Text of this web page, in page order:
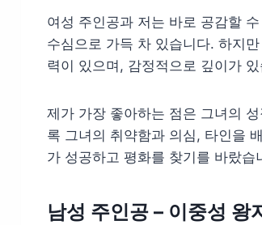
여성 주인공과 저는 바로 공감할
수심으로 가득 차 있습니다. 하지
력이 있으며, 감정적으로 깊이가
제가 가장 좋아하는 점은 그녀의
록 그녀의 취약함과 의심, 타인을
가 성공하고 평화를 찾기를 바랐습
남성 주인공 – 이중성 왕